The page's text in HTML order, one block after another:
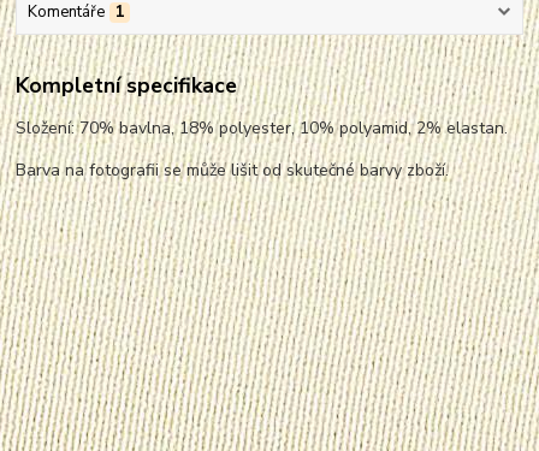
Komentáře 1
Kompletní specifikace
Složení: 70% bavlna, 18% polyester, 10% polyamid, 2% elastan.
Barva na fotografii se může lišit od skutečné barvy zboží.